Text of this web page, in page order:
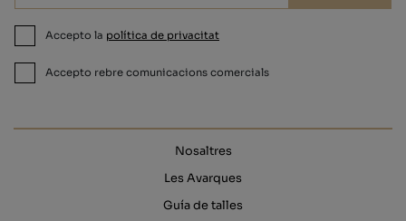
Accepto la política de privacitat
Accepto rebre comunicacions comercials
Nosaltres
Les Avarques
Guía de talles